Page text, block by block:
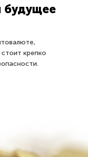
будущее
крепко